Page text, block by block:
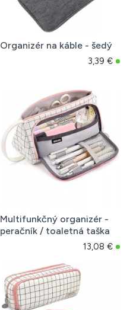
Organizér na káble - šedý
3,39 €
Multifunkčný organizér -
peračník / toaletná taška
13,08 €